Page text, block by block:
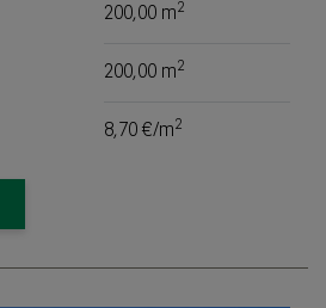
200,00 m2
200,00 m2
8,70 €/m2